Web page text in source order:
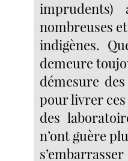
imprudents)
nombreuses
indigènes.
demeure
démesure
pour livrer ces
des
n’ont guère